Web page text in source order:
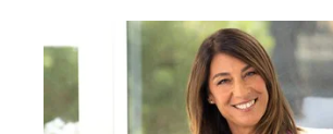
die Luxushotelgruppe eine neue
Schlüsselposition, um ihre globale
Strategie zu stärken.